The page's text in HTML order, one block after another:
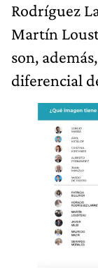
Rodríguez
Martín
son,
diferencial